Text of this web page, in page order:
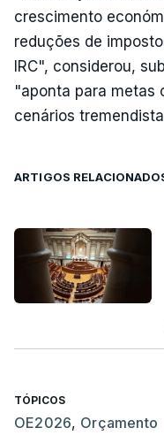
crescimento
reduções de
IRC", considerou,
"aponta para metas
cenários
ARTIGOS
TÓPICOS
OE2026, Orçamento